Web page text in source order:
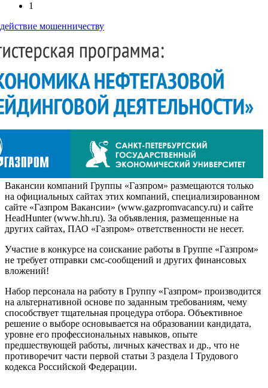
1
мошенничеству
Вакансии компаний Группы «Газпром» размещаются только
на официальных сайтах этих компаний, специализированном
сайте «Газпром Вакансии» (www.gazpromvacancy.ru) и сайте
HeadHunter (www.hh.ru). За объявления, размещенные на
других сайтах, ПАО «Газпром» ответственности не несет.
Участие в конкурсе на соискание работы в Группе «Газпром»
не требует отправки смс-сообщений и других финансовых
вложений!
Набор персонала на работу в Группу «Газпром» производится
на альтернативной основе по заданным требованиям, чему
способствует тщательная процедура отбора. Объективное
решение о выборе основывается на образовании кандидата,
уровне его профессиональных навыков, опыте
предшествующей работы, личных качествах и др., что не
противоречит части первой статьи 3 раздела I Трудового
кодекса Российской Федерации.